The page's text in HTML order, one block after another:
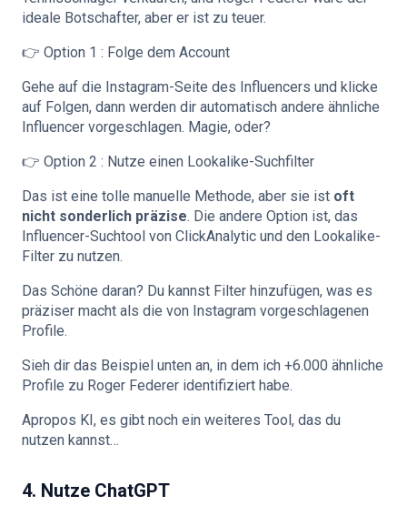
ideale Botschafter, aber er ist zu teuer.
👉 Option 1 : Folge dem Account
Gehe auf die Instagram-Seite des Influencers und klicke
auf Folgen, dann werden dir automatisch andere ähnliche
Influencer vorgeschlagen. Magie, oder?
👉 Option 2 : Nutze einen Lookalike-Suchfilter
Das ist eine tolle manuelle Methode, aber sie ist oft
nicht sonderlich präzise. Die andere Option ist, das
Influencer-Suchtool von ClickAnalytic und den Lookalike-
Filter zu nutzen.
Das Schöne daran? Du kannst Filter hinzufügen, was es
präziser macht als die von Instagram vorgeschlagenen
Profile.
Sieh dir das Beispiel unten an, in dem ich +6.000 ähnliche
Profile zu Roger Federer identifiziert habe.
Apropos KI, es gibt noch ein weiteres Tool, das du
nutzen kannst…
4. Nutze ChatGPT